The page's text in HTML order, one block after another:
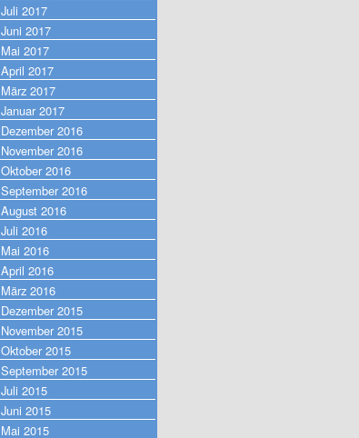
Juli 2017
Juni 2017
Mai 2017
April 2017
März 2017
Januar 2017
Dezember 2016
November 2016
Oktober 2016
September 2016
August 2016
Juli 2016
Mai 2016
April 2016
März 2016
Dezember 2015
November 2015
Oktober 2015
September 2015
Juli 2015
Juni 2015
Mai 2015